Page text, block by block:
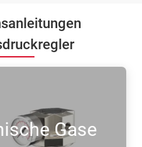
Gase